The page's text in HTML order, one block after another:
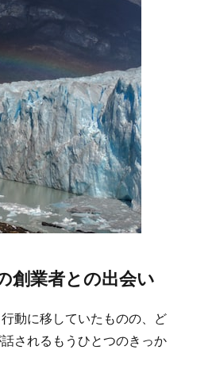
創業者との出会い
動に移していたものの、ど
されるもうひとつのきっか